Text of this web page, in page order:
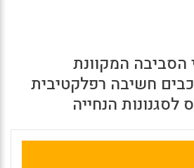
הסביבה המקוונת
חשיבה רפלקטיבית
לסגנונות הנחייה